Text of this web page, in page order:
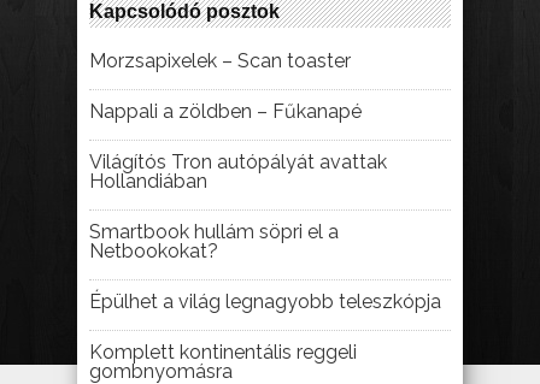
Kapcsolódó posztok
Morzsapixelek – Scan toaster
Nappali a zöldben – Fűkanapé
Világítós Tron autópályát avattak
Hollandiában
Smartbook hullám söpri el a
Netbookokat?
Épülhet a világ legnagyobb teleszkópja
Komplett kontinentális reggeli
gombnyomásra